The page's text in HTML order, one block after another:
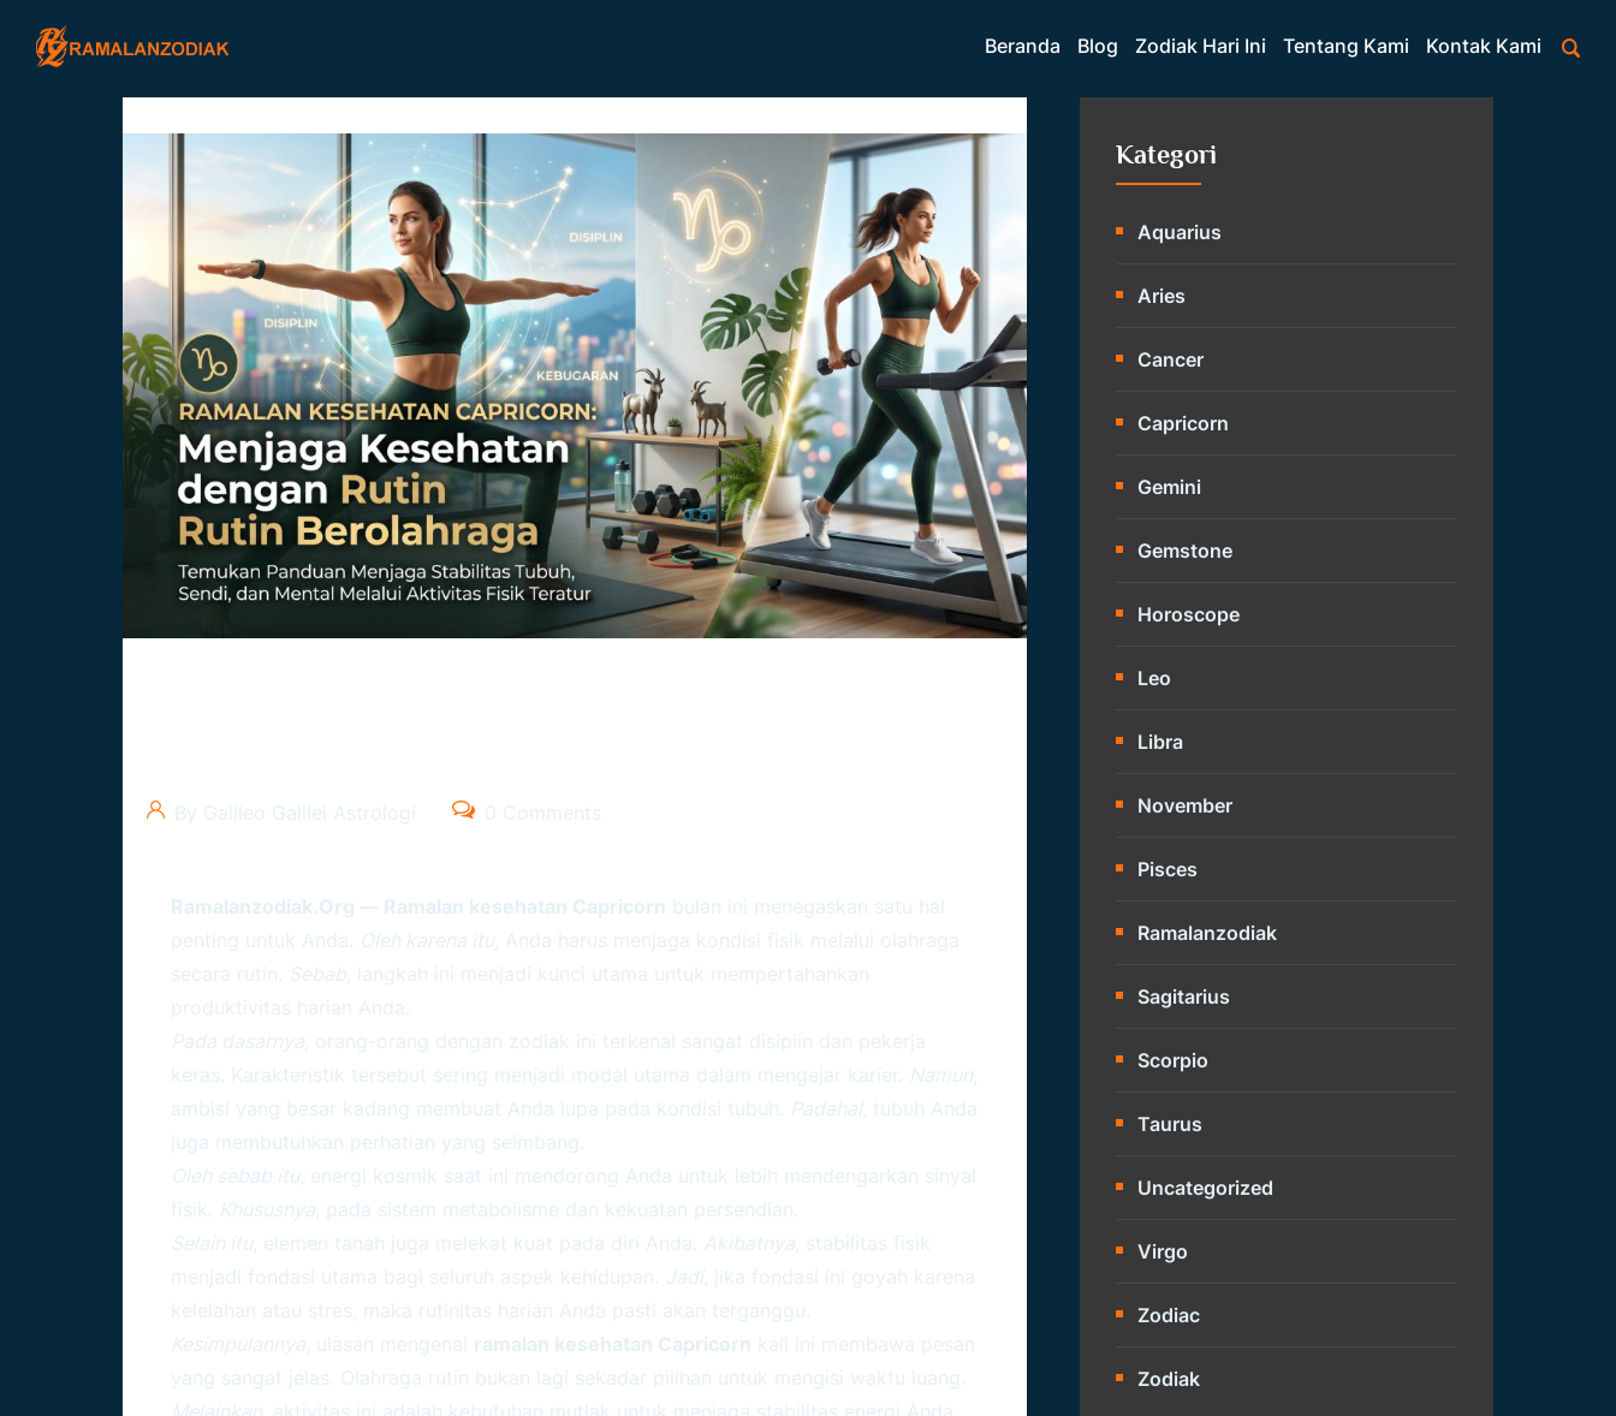
Beranda Blog Zodiak Hari Ini Tentang Kami Kontak Kami
By Galileo Galilei Astrologi 0 Comments
Ramalanzodiak.org — Ramalan kesehatan Capricorn bulan ini menegaskan satu hal
penting untuk Anda.
Oleh karena itu, Anda harus menjaga kondisi fisik melalui olahraga
secara rutin. Sebab , langkah ini menjadi kunci utama untuk mempertahankan
produktivitas harian Anda.
Pada dasarnya , orang-orang dengan zodiak ini terkenal sangat disiplin dan pekerja
keras. Karakteristik tersebut sering menjadi modal utama dalam mengejar karier. Namun
ambisi yang besar kadang membuat Anda lupa pada kondisi tubuh. Padahal, tubuh Anda
juga membutuhkan perhatian yang seimbang.
Oleh sebab itu, energi kosmik saat ini mendorong Anda untuk lebih mendengarkan sinyal
fisik. Khususnya , pada sistem metabolisme dan kekuatan persendian.
Selain itu, elemen tanah juga melekat kuat pada diri Anda. Akibatnya , stabilitas fisik
menjadi fondasi utama bagi seluruh aspek kehidupan. Jadi , jika fondasi ini goyah karena
kelelahan atau stres, maka rutinitas harian Anda pasti akan terganggu.
Kesimpulannya , ulasan mengenai ramalan kesehatan Capricorn kali ini membawa pesan
yang sangat jelas. Olahraga rutin bukan lagi sekadar pilihan untuk mengisi waktu luang.
Melainkan , aktivitas ini adalah kebutuhan mutlak untuk menjaga stabilitas energi Anda.
Kategori
Aquarius
Aries
Cancer
Capricorn
Gemini
Gemstone
Horoscope
Leo
Libra
November
Pisces
Ramalanzodiak
Sagitarius
Scorpio
Taurus
Uncategorized
Virgo
Zodiac
Zodiak